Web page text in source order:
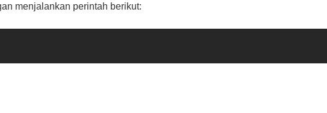
menjalankan perintah berikut: